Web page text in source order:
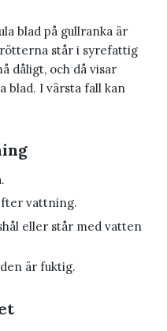
blad på gullranka är
står i syrefattig
dåligt, och då visar
blad. I värsta fall kan
vattning.
eller står med vatten
är fuktig.